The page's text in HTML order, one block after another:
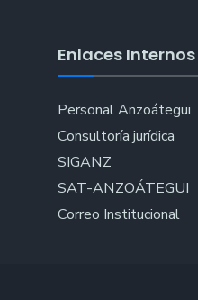
Enlaces Internos
Personal Anzoátegui
Consultoría jurídica
SIGANZ
SAT-ANZOÁTEGUI
Correo Institucional